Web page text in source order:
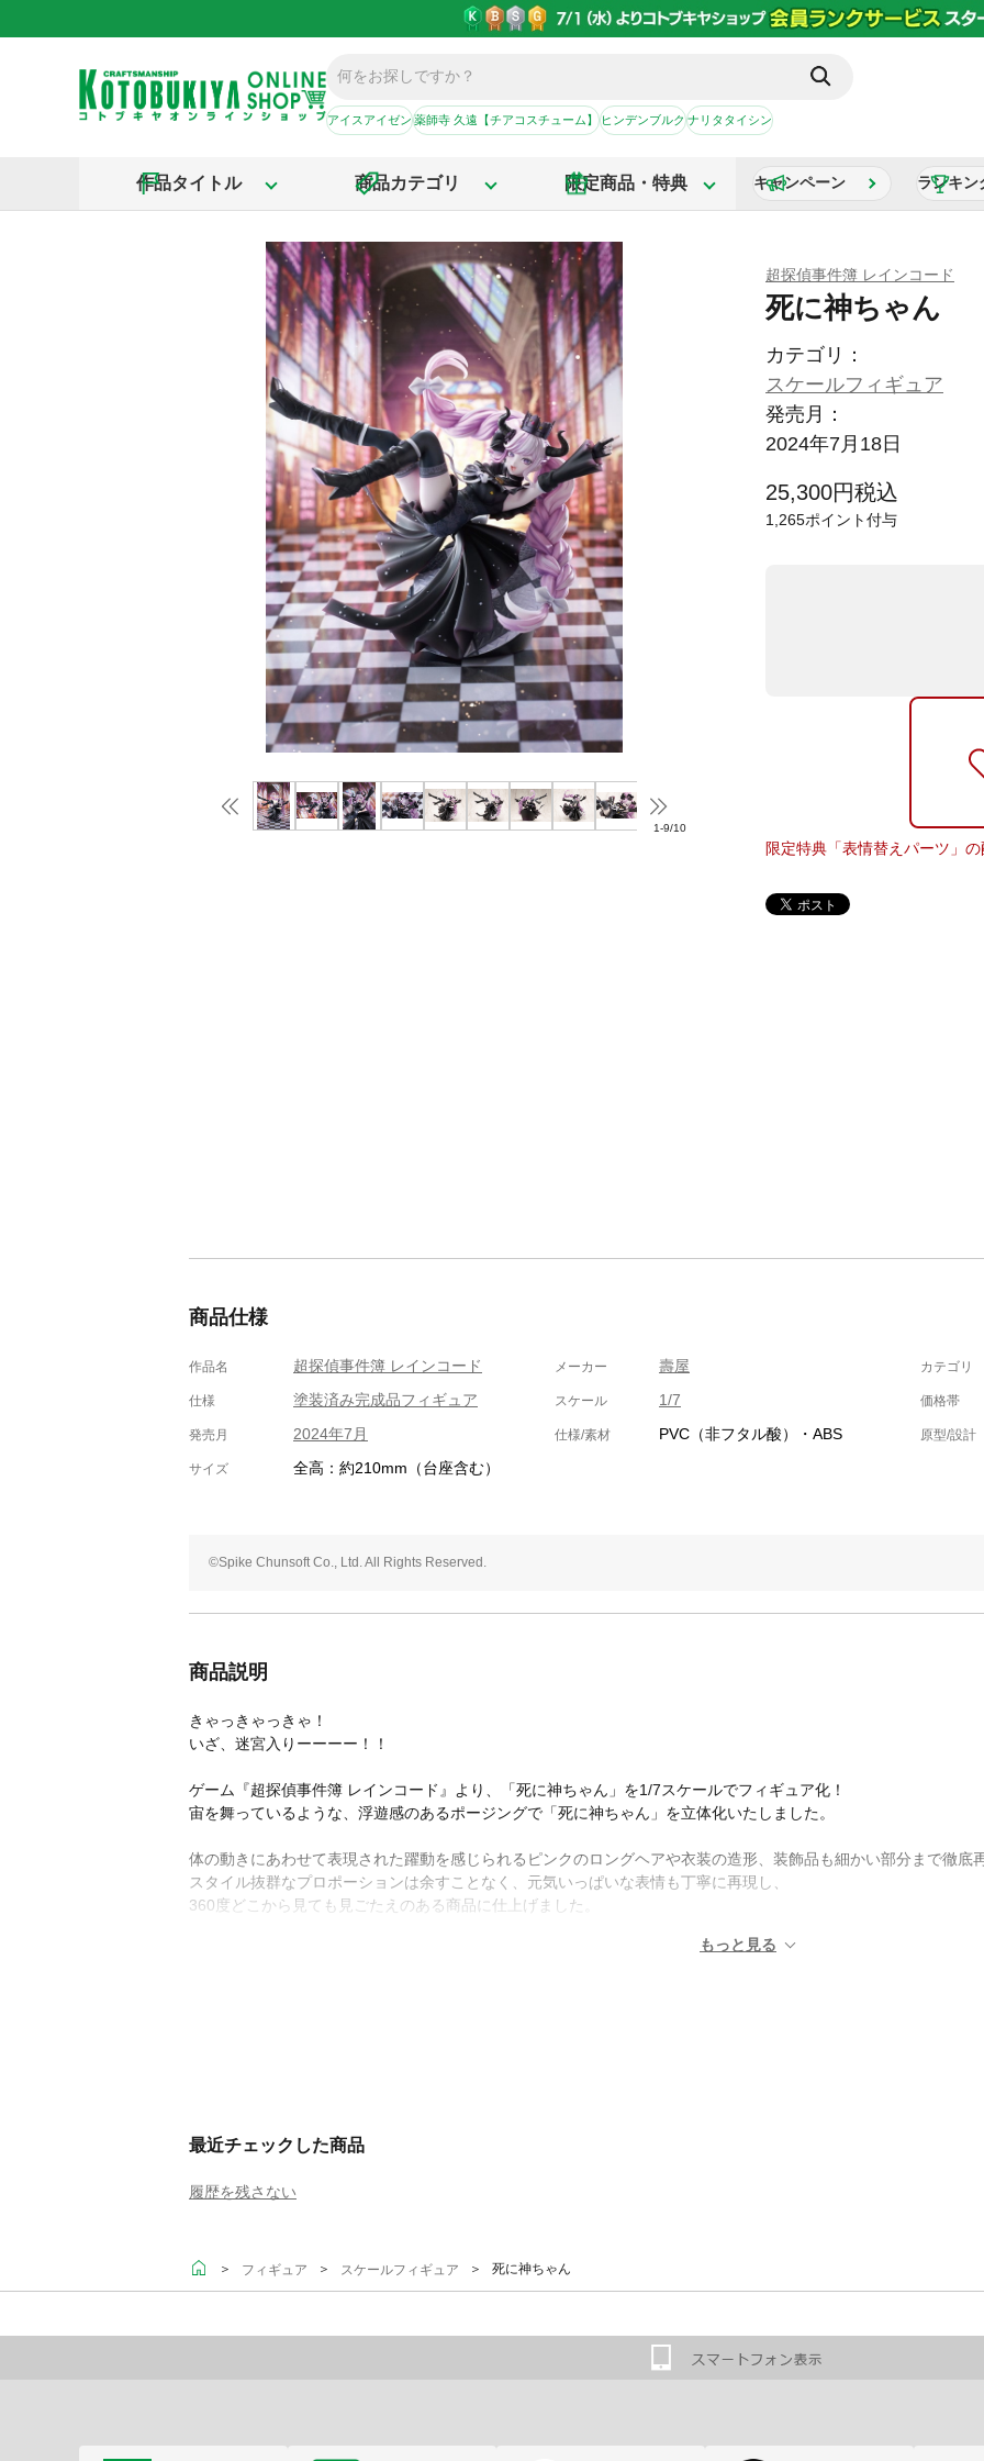
アイスアイゼン薬師寺 久遠【チアコスチューム】ヒンデンブルクナリタタイシン
作品タイトル 商品カテゴリ 限定商品・特典 キャンペーン ランキン
1-9/10
超探偵事件簿 レインコード
死に神ちゃん
カテゴリ：
スケールフィギュア
発売月：
2024年7月18日
25,300円税込
1,265ポイント付与
限定特典「表情替えパーツ」
商品仕様
作品名 超探偵事件簿 レインコード メーカー 壽屋 カテゴリ
仕様 塗装済み完成品フィギュア スケール 1/7 価格帯
発売月 2024年7月 仕様/素材 PVC（非フタル酸）・ABS 原型/設計
サイズ 全高：約210mm（台座含む）
©Spike Chunsoft Co., Ltd. All Rights Reserved.
商品説明
きゃっきゃっきゃ！
いざ、迷宮入りーーーー！！
ゲーム『超探偵事件簿 レインコード』より、「死に神ちゃん」を1/7スケールでフィギュア化！
宙を舞っているような、浮遊感のあるポージングで「死に神ちゃん」を立体化いたしました。
体の動きにあわせて表現された躍動を感じられるピンクのロングヘアや衣装の造形、装飾品も細かい部分まで徹底
スタイル抜群なプロポーションは余すことなく、元気いっぱいな表情も丁寧に再現し、
360度どこから見ても見ごたえのある商品に仕上げました。
最近チェックした商品
履歴を残さない
＞ フィギュア ＞ スケールフィギュア ＞ 死に神ちゃん